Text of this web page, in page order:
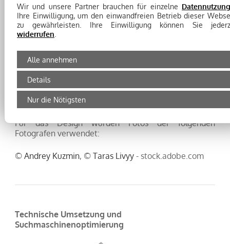
Weise vervielfältigt, übertragen oder in einem
Netzwerk verfügbar gemacht werden. Alle weiteren
Rechte vorbehalten.
Fotos/Grafiken
Alle Bilder sind urheberrechtlich geschützt! Ein
Kopieren und Verwenden der Bilder jeglicher Art
bedarf der ausdrücklichen Zustimmung des Inhabers
der Webseite.
Für das Design wurden Fotos der folgenden
Fotografen verwendet:
© Andrey Kuzmin © Taras Livyy- stock.adobe.com
Technische Umsetzung und
Suchmaschinenoptimierung
Wir und unsere Partner brauchen für einzelne
Ihre Einwilligung, um den einwandfreien Betrieb dieser
zu gewährleisten. Ihre Einwilligung können Sie
widerrufen
Alle annehmen
Details
Nur die Nötigsten